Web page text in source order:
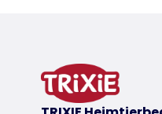
geeft de vacht
productvariant